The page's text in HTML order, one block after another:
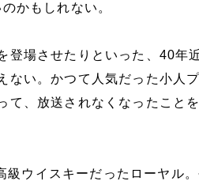
かもしれない。
場させたりといった、40年
ない。かつて人気だった小人
て、放送されなくなったこと
ウイスキーだったローヤル